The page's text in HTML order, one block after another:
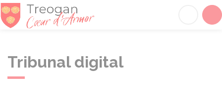
Tribunal digital